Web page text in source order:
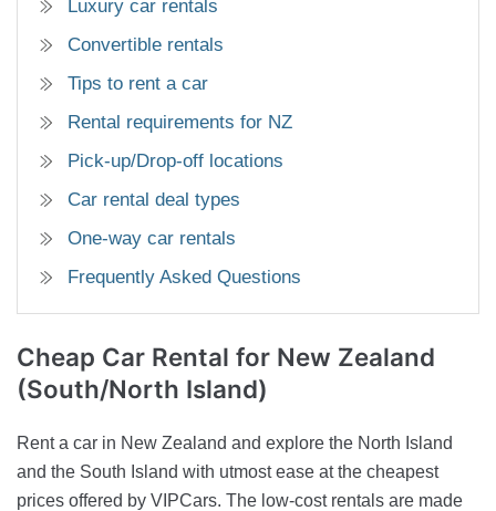
Luxury car rentals
Convertible rentals
Tips to rent a car
Rental requirements for NZ
Pick-up/Drop-off locations
Car rental deal types
One-way car rentals
Frequently Asked Questions
Cheap Car Rental for New Zealand
(South/North Island)
Rent a car in New Zealand and explore the North Island
and the South Island with utmost ease at the cheapest
prices offered by VIPCars. The low-cost rentals are made